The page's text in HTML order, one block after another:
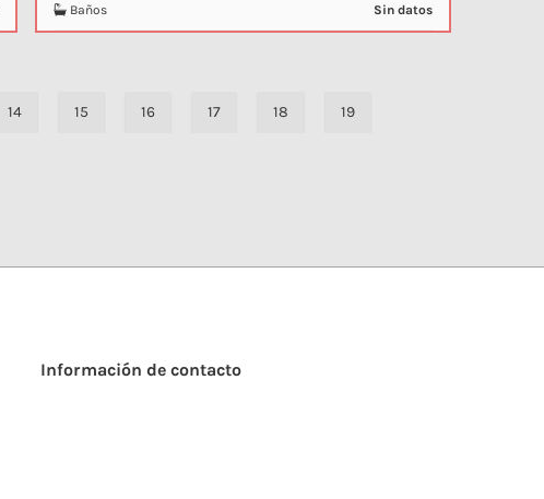
Baños Sin datos
14 15 16 17 18 19
Información de contacto